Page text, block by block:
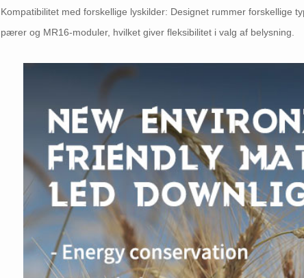
Kompatibilitet med forskellige lyskilder: Designet rummer forskellige
pærer og MR16-moduler, hvilket giver fleksibilitet i valg af belysning.